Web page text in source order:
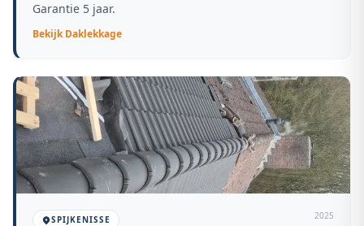
Garantie 5 jaar.
BekijkDaklekkage
SPIJKENISSE 2025